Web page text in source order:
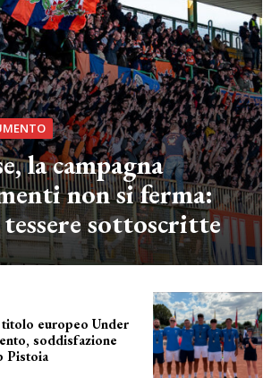
la campagna
non si ferma:
sottoscritte
europeo Under
soddisfazione
Pistoia